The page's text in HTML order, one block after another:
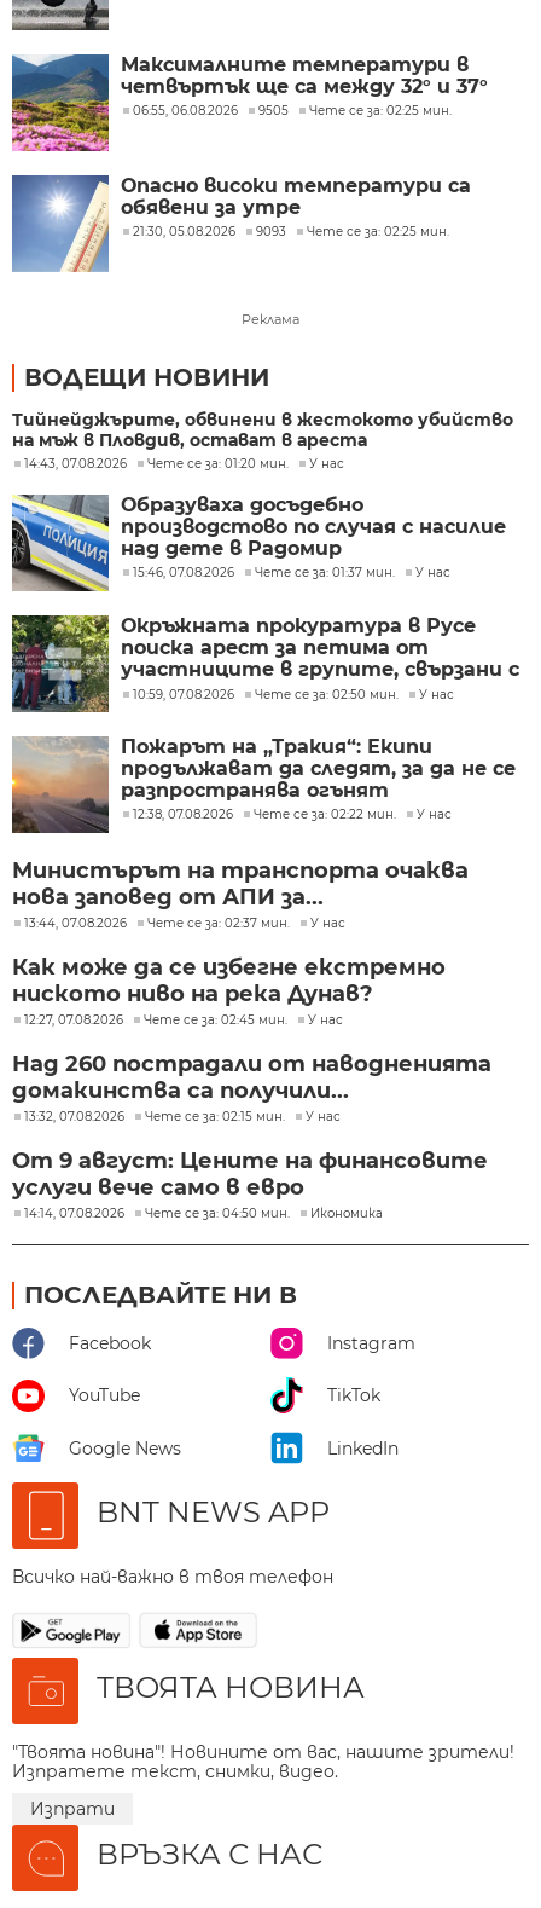
Максималните температури в
четвъртък ще са между 32° и 37°
06:55, 06.08.2026 9505 Чете се за: 02:25 мин.
Опасно високи температури са
обявени за утре
21:30, 05.08.2026 9093 Чете се за: 02:25 мин.
Реклама
ВОДЕЩИ НОВИНИ
Тийнейджърите, обвинени в жестокото убийство
на мъж в Пловдив, остават в ареста
14:43, 07.08.2026 Чете се за: 01:20 мин. У нас
Образуваха досъдебно
производстово по случая с насилие
над дете в Радомир
15:46, 07.08.2026 Чете се за: 01:37 мин. У нас
Окръжната прокуратура в Русе
поиска арест за петима от
участниците в групите, свързани с
разбитата лаборатория за
10:59, 07.08.2026 Чете се за: 02:50 мин. У нас
Пожарът на „Тракия“: Екипи
продължават да следят, за да не се
разпространява огънят
12:38, 07.08.2026 Чете се за: 02:22 мин. У нас
Министърът на транспорта очаква
нова заповед от АПИ за...
13:44, 07.08.2026 Чете се за: 02:37 мин. У нас
Как може да се избегне екстремно
ниското ниво на река Дунав?
12:27, 07.08.2026 Чете се за: 02:45 мин. У нас
Над 260 пострадали от наводненията
домакинства са получили...
13:32, 07.08.2026 Чете се за: 02:15 мин. У нас
От 9 август: Цените на финансовите
услуги вече само в евро
14:14, 07.08.2026 Чете се за: 04:50 мин. Икономика
ПОСЛЕДВАЙТЕ НИ В
Facebook Instagram
YouTube TikTok
Google News LinkedIn
BNT NEWS APP
Всичко най-важно в твоя телефон
ТВОЯТА НОВИНА
"Твоята новина"! Новините от вас, нашите зрители!
Изпратете текст, снимки, видео.
Изпрати
ВРЪЗКА С НАС